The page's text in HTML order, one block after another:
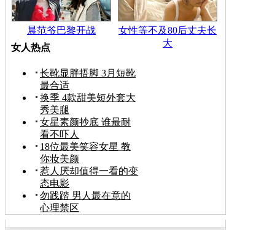
晨范爷巴黎开战
女性等不及80后丈夫长
大
女人热点
长靴显胖捂脚 3月短靴
最合适
换季 4款甜美短外套大
秀美腿
女星素颜抄底 谁最耐
看不吓人
18位最美笑容女星 教
你妆美颜
惹人厌却值得一看的变
态电影
勿践踏 男人最在意的
心理禁区